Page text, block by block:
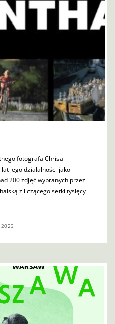
fotografa Chrisa
jego działalności jako
200 zdjęć wybranych przez
z liczącego setki tysięcy